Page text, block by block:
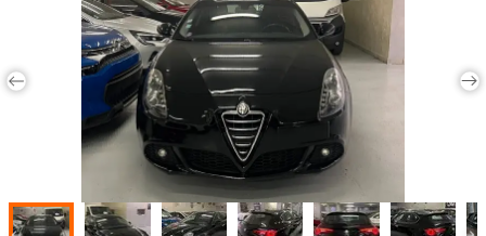
Noleggio a lungo termine
Auto d'epoca
Moto
Camper
Veicoli Commerciali